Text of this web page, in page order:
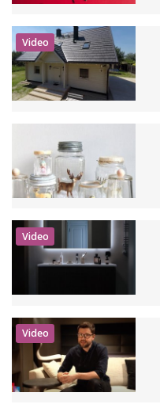
Video
Video
Video